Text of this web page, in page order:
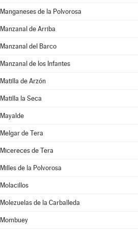
Manganeses de la Polvorosa
Manzanal de Arriba
Manzanal del Barco
Manzanal de los Infantes
Matilla de Arzón
Matilla la Seca
Mayalde
Melgar de Tera
Micereces de Tera
Milles de la Polvorosa
Molacillos
Molezuelas de la Carballeda
Mombuey